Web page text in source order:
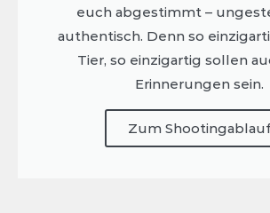
euch abgestimmt –
authentisch. Denn so
Tier, so einzigartig sollen
Erinnerungen sein.
Zum Shootingablauf